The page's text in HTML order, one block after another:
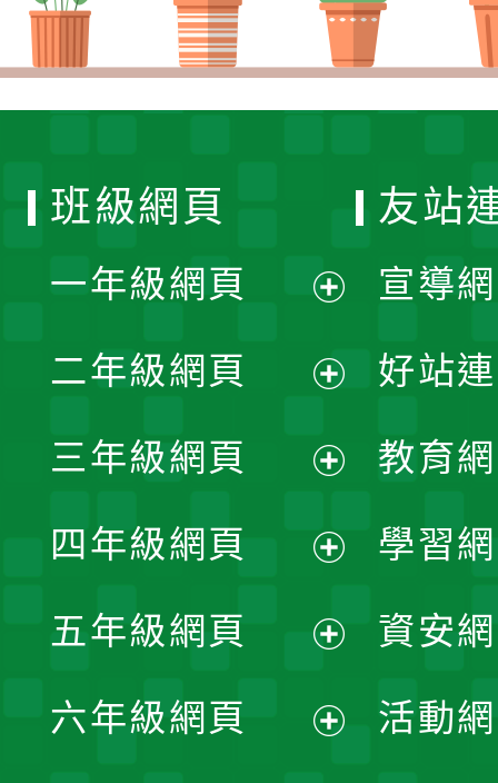
班級網頁
一年級網頁
開
選
單
二年級網頁
開
選
單
三年級網頁
開
選
單
四年級網頁
開
選
五年級網頁
開
六年級網頁
友站
宣導
好站
教育
學習
資安
活動